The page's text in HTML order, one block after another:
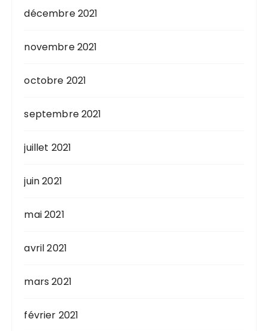
décembre 2021
novembre 2021
octobre 2021
septembre 2021
juillet 2021
juin 2021
mai 2021
avril 2021
mars 2021
février 2021